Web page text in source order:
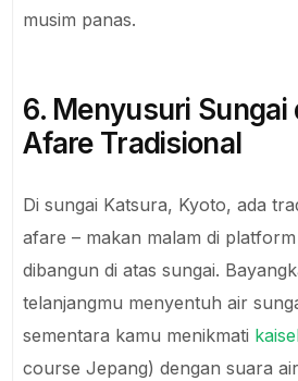
musim panas.
6. Menyusuri Sungai
Afare Tradisional
Di sungai Katsura, Kyoto, ada
afare – makan malam di
dibangun di atas sungai.
telanjangmu menyentuh air
sementara kamu menikmati
course Jepang) dengan suara